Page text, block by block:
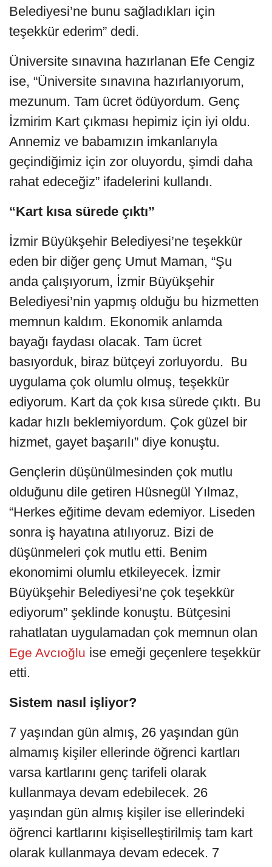
Belediyesi’ne bunu sağladıkları için
teşekkür ederim” dedi.
Üniversite sınavına hazırlanan Efe Cengiz
ise, “Üniversite sınavına hazırlanıyorum,
mezunum. Tam ücret ödüyordum. Genç
İzmirim Kart çıkması hepimiz için iyi oldu.
Annemiz ve babamızın imkanlarıyla
geçindiğimiz için zor oluyordu, şimdi daha
rahat edeceğiz” ifadelerini kullandı.
“Kart kısa sürede çıktı”
İzmir Büyükşehir Belediyesi’ne teşekkür
eden bir diğer genç Umut Maman, “Şu
anda çalışıyorum, İzmir Büyükşehir
Belediyesi’nin yapmış olduğu bu hizmetten
memnun kaldım. Ekonomik anlamda
bayağı faydası olacak. Tam ücret
basıyorduk, biraz bütçeyi zorluyordu. Bu
uygulama çok olumlu olmuş, teşekkür
ediyorum. Kart da çok kısa sürede çıktı. Bu
kadar hızlı beklemiyordum. Çok güzel bir
hizmet, gayet başarılı” diye konuştu.
Gençlerin düşünülmesinden çok mutlu
olduğunu dile getiren Hüsnegül Yılmaz,
“Herkes eğitime devam edemiyor. Liseden
sonra iş hayatına atılıyoruz. Bizi de
düşünmeleri çok mutlu etti. Benim
ekonomimi olumlu etkileyecek. İzmir
Büyükşehir Belediyesi’ne çok teşekkür
ediyorum” şeklinde konuştu. Bütçesini
rahatlatan uygulamadan çok memnun olan
Ege Avcıoğlu ise emeği geçenlere teşekkür
etti.
Sistem nasıl işliyor?
7 yaşından gün almış, 26 yaşından gün
almamış kişiler ellerinde öğrenci kartları
varsa kartlarını genç tarifeli olarak
kullanmaya devam edebilecek. 26
yaşından gün almış kişiler ise ellerindeki
öğrenci kartlarını kişiselleştirilmiş tam kart
olarak kullanmaya devam edecek. 7